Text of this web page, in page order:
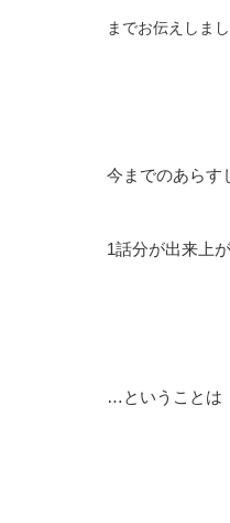
までお伝えしま
今までのあらす
1話分が出来上
…ということは